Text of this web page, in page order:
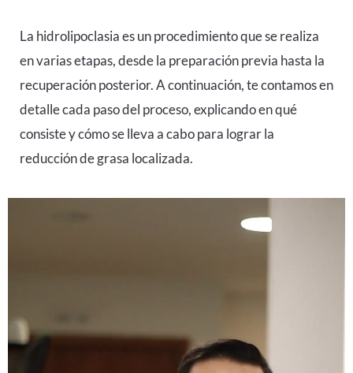
La hidrolipoclasia es un procedimiento que se realiza
en varias etapas, desde la preparación previa hasta la
recuperación posterior. A continuación, te contamos en
detalle cada paso del proceso, explicando en qué
consiste y cómo se lleva a cabo para lograr la
reducción de grasa localizada.